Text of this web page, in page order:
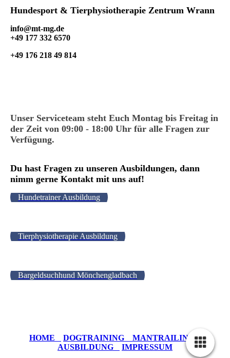
Hundesport & Tierphysiotherapie Zentrum Wrann
info@mt-mg.de
+49 177 332 6570
+49 176 218 49 814
Unser Serviceteam steht Euch Montag bis Freitag in
der Zeit von 09:00 - 18:00 Uhr für alle Fragen zur
Verfügung.
Du hast Fragen zu unseren Ausbildungen, dann
nimm gerne Kontakt mit uns auf!
Hundetrainer Ausbildung
Tierphysiotherapie Ausbildung
Bargeldsuchhund Mönchengladbach
HOME DOGTRAINING MANTRAILING
AUSBILDUNG
IMPRESSUM